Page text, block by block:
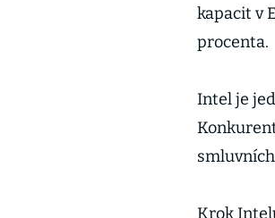
kapacit v
procenta.
Intel je
Krok